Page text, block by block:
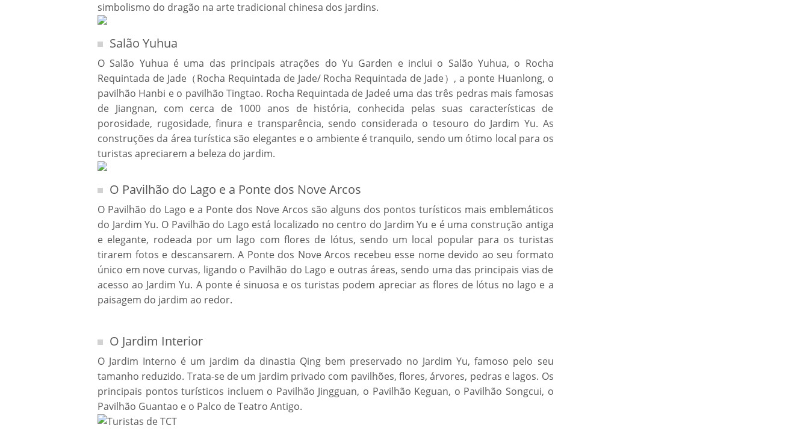
simbolismo do dragão na arte tradicional chinesa dos jardins.
Salão Yuhua
O Salão Yuhua é uma das principais atrações do Yu Garden e inclui o Salão Yuhua, o Rocha
Requintada de Jade（Rocha Requintada de Jade/ Rocha Requintada de Jade）, a ponte Huanlong, o
pavilhão Hanbi e o pavilhão Tingtao. Rocha Requintada de Jadeé uma das três pedras mais famosas
de Jiangnan, com cerca de 1000 anos de história, conhecida pelas suas características de
porosidade, rugosidade, finura e transparência, sendo considerada o tesouro do Jardim Yu. As
construções da área turística são elegantes e o ambiente é tranquilo, sendo um ótimo local para os
turistas apreciarem a beleza do jardim.
O Pavilhão do Lago e a Ponte dos Nove Arcos
O Pavilhão do Lago e a Ponte dos Nove Arcos são alguns dos pontos turísticos mais emblemáticos
do Jardim Yu. O Pavilhão do Lago está localizado no centro do Jardim Yu e é uma construção antiga
e elegante, rodeada por um lago com flores de lótus, sendo um local popular para os turistas
tirarem fotos e descansarem. A Ponte dos Nove Arcos recebeu esse nome devido ao seu formato
único em nove curvas, ligando o Pavilhão do Lago e outras áreas, sendo uma das principais vias de
acesso ao Jardim Yu. A ponte é sinuosa e os turistas podem apreciar as flores de lótus no lago e a
paisagem do jardim ao redor.
O Jardim Interior
O Jardim Interno é um jardim da dinastia Qing bem preservado no Jardim Yu, famoso pelo seu
tamanho reduzido. Trata-se de um jardim privado com pavilhões, flores, árvores, pedras e lagos. Os
principais pontos turísticos incluem o Pavilhão Jingguan, o Pavilhão Keguan, o Pavilhão Songcui, o
Pavilhão Guantao e o Palco de Teatro Antigo.